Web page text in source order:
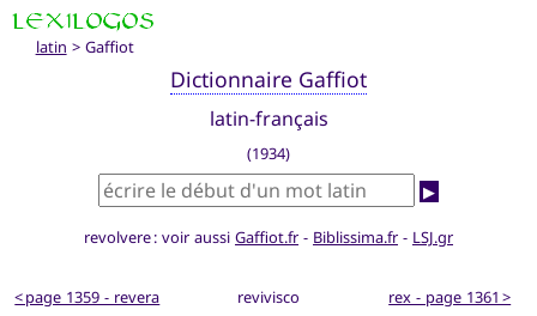
latin > Gaffiot
Dictionnaire Gaffiot
latin-français
(1934)
▶
revolvere : voir aussi Gaffiot.fr - Biblissima.fr - LSJ.gr
< page 1359 - revera revivisco rex - page 1361 >